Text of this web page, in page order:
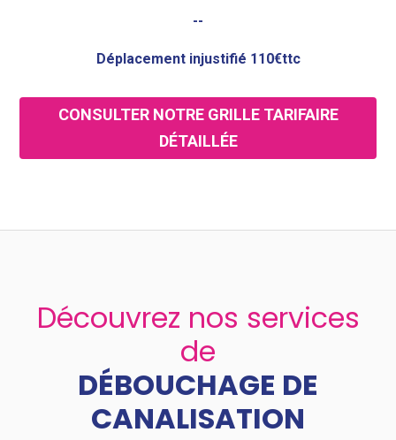
--
Déplacement injustifié 110€ttc
CONSULTER NOTRE GRILLE TARIFAIRE
DÉTAILLÉE
Découvrez nos services
de
DÉBOUCHAGE DE
CANALISATION